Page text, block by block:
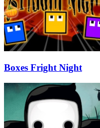
Boxes Fright Night